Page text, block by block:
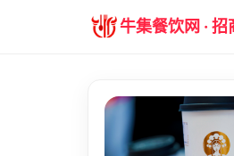
牛集餐饮网 · 招